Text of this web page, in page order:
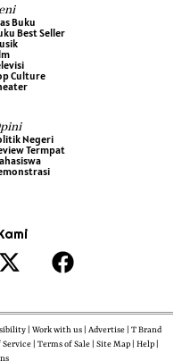
Buku
Best Seller
Culture
Negeri
Termpat
| Work with us | Advertise | T Brand
| Terms of Sale | Site Map | Help |